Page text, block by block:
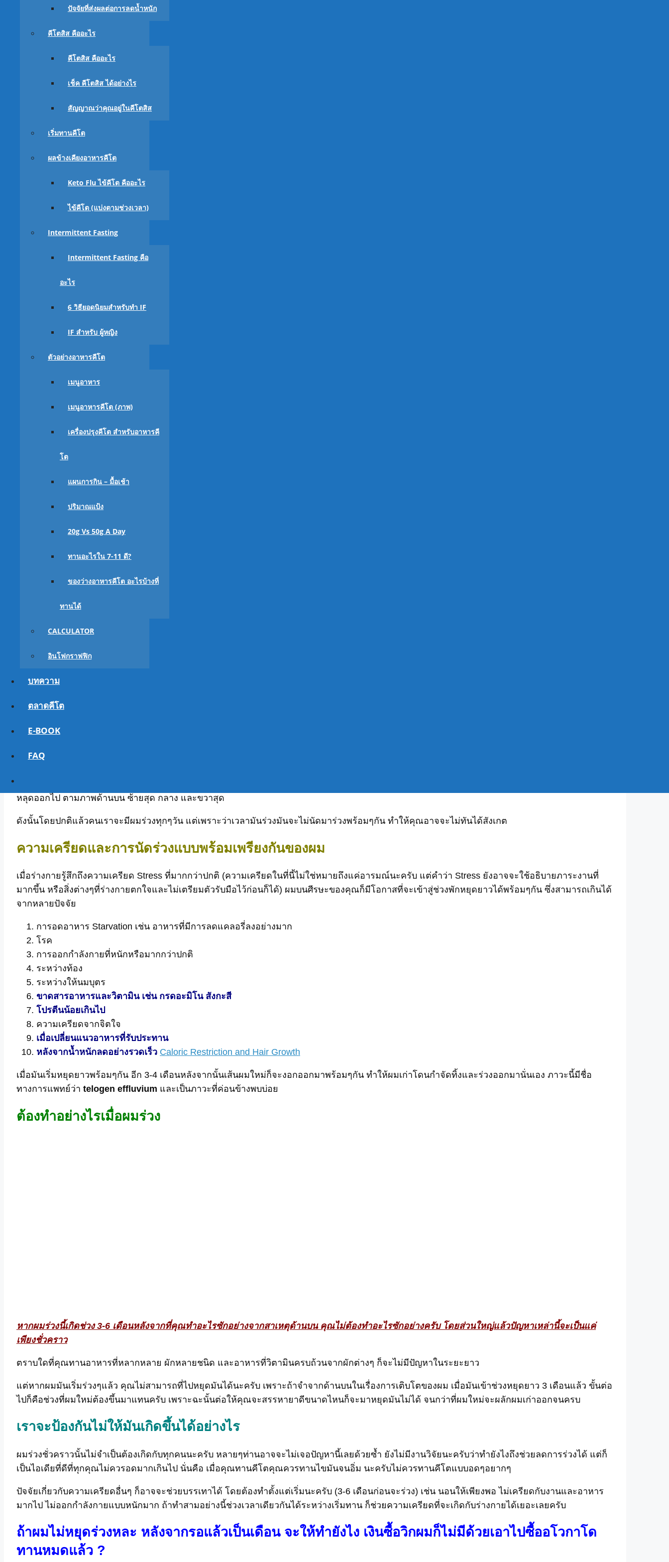
ปัจจัยที่ส่งผลต่อการลดน้ำหนัก
คีโตสิส คืออะไร
คีโตสิส คืออะไร
เช็ค คีโตสิส ได้อย่างไร
สัญญาณว่าคุณอยู่ในคีโตสิส
เริ่มทานคีโต
ผลข้างเคียงอาหารคีโต
Keto Flu ไข้คีโต คืออะไร
ไข้คีโต (แบ่งตามช่วงเวลา)
Intermittent Fasting
Intermittent Fasting คือ
อะไร
6 วิธียอดนิยมสำหรับทำ IF
IF สำหรับ ผู้หญิง
ตัวอย่างอาหารคีโต
เมนูอาหาร
เมนูอาหารคีโต (ภาพ)
เครื่องปรุงคีโต สำหรับอาหารคี
โต
แผนการกิน – มื้อเช้า
ปริมาณแป้ง
20g Vs 50g A Day
ทานอะไรใน 7-11 ดี?
ของว่างอาหารคีโต อะไรบ้างที่
ทานได้
CALCULATOR
อินโฟกราฟฟิก
บทความ
ตลาดคีโต
E-BOOK
FAQ
05/09/2021
28/09/2018
Facebook
Twitter
แต่ขณะสระผมแล้วผมหลุดออกมาเต็มมือ ไม่ต้องตกใจนะครับเมื่อก่อนผมก็เคยเป็น ตอนนี้ล้านเรียบร้อยแล้ว ฮ่าๆๆ – ผมพูดเล่นนะครับ
แสดง
เมื่อทานอาหารแบบคาร์โบไฮเดรตต่ำ ทำให้ ผมร่วง ได้หรือไม่
ได้นะครับ แต่มันเกิดได้จากหลายปัจจัย
คีโต เป็นต้น นอกจากนี้ ปัจจัยอื่นๆ อาทิ คนที่อดอาหารแบบสุดๆ
โดยระยะเวลาที่จะเกิดคือ 3-6 เดือนหลังจากที่คุณเริ่มทานอาหารแบบใหม่ โดยส่วนใหญ่คุณจะเริ่มสังเกตว่าเวลาหวีผมหรือสระผม ผมจะหลุดออกมา
หลังจากที่ผมร่วงๆ หนักแล้ว มันจะใช้เวลาไม่กี่เดือนในการที่ผมใหม่จะขึ้นมาแทนและบางทีอาจจะขึ้นดกดำกว่าเดิมด้วย ถ้าผมของคุณยาวคุณอาจจะต้องใช้
ที่มา http://www.biospectrum.com/shop/page.html?id=176
หลุดออกไป ตามภาพด้านบน ซ้ายสุด กลาง และขวาสุด
ดังนั้นโดยปกติแล้วคนเราจะมีผมร่วงทุกๆวัน แต่เพราะว่าเวลามันร่วงมันจะไม่นัดมาร่วงพร้อมๆกัน ทำให้คุณอาจจะไม่ทันได้สังเกต
ความเครียดและการนัดร่วงแบบพร้อมเพรียงกันของผม
เมื่อร่างกายรู้สึกถึงความเครียด Stress ที่มากกว่าปกติ (ความเครียดในที่นี้ไม่ใช่หมายถึงแค่อารมณ์นะครับ แต่คำว่า Stress ยังอาจจะใช้อธิบายภาระงานที่
มากขึ้น หรือสิ่งต่างๆที่ร่างกายตกใจและไม่เตรียมตัวรับมือไว้ก่อนก็ได้) ผมบนศีรษะของคุณก็มีโอกาสที่จะเข้าสู่ช่วงพักหยุดยาวได้พร้อมๆกัน ซึ่งสามารถเกินได้
จากหลายปัจจัย
การอดอาหาร Starvation เช่น อาหารที่มีการลดแคลอรี่ลงอย่างมาก
โรค
การออกกำลังกายที่หนักหรือมากกว่าปกติ
ระหว่างท้อง
ระหว่างให้นมบุตร
ขาดสารอาหารและวิตามิน เช่น กรดอะมิโน สังกะสี
โปรตีนน้อยเกินไป
ความเครียดจากจิตใจ
เมื่อเปลี่ยนแนวอาหารที่รับประทาน
หลังจากน้ำหนักลดอย่างรวดเร็ว Caloric Restriction and Hair Growth
เมื่อมันเริ่มหยุดยาวพร้อมๆกัน อีก 3-4 เดือนหลังจากนั้นเส้นผมใหม่ก็จะงอกออกมาพร้อมๆกัน ทำให้ผมเก่าโดนกำจัดทิ้งและร่วงออกมานั่นเอง ภาวะนี้มีชื่อ
ทางการแพทย์ว่า telogen effluvium และเป็นภาวะที่ค่อนข้างพบบ่อย
ต้องทำอย่างไรเมื่อผมร่วง
หากผมร่วงนี้เกิดช่วง 3-6 เดือนหลังจากที่คุณทำอะไรซักอย่างจากสาเหตุด้านบน คุณไม่ต้องทำอะไรซักอย่างครับ โดยส่วนใหญ่แล้วปัญหาเหล่านี้จะเป็นแค่
เพียงชั่วคราว
ตราบใดที่คุณทานอาหารที่หลากหลาย ผักหลายชนิด และอาหารที่วิตามินครบถ้วนจากผักต่างๆ ก็จะไม่มีปัญหาในระยะยาว
แต่หากผมมันเริ่มร่วงๆแล้ว คุณไม่สามารถที่ไปหยุดมันได้นะครับ เพราะถ้าจำจากด้านบนในเรื่องการเติบโตของผม เมื่อมันเข้าช่วงหยุดยาว 3 เดือนแล้ว ขั้นต่อ
ไปก็คือช่วงที่ผมใหม่ต้องขึ้นมาแทนครับ เพราะฉะนั้นต่อให้คุณจะสรรหายาดีขนาดไหนก็จะมาหยุดมันไม่ได้ จนกว่าที่ผมใหม่จะผลักผมเก่าออกจนครบ
เราจะป้องกันไม่ให้มันเกิดขึ้นได้อย่างไร
ผมร่วงชั่วคราวนั้นไม่จำเป็นต้องเกิดกับทุกคนนะครับ หลายๆท่านอาจจะไม่เจอปัญหานี้เลยด้วยซ้ำ ยังไม่มีงานวิจัยนะครับว่าทำยังไงถึงช่วยลดการร่วงได้ แต่ก็
เป็นไอเดียที่ดีที่ทุกคุณไม่ควรอดมากเกินไป นั่นคือ เมื่อคุณทานคีโตคุณควรทานไขมันจนอิ่ม นะครับไม่ควรทานคีโตแบบอดๆอยากๆ
ปัจจัยเกี่ยวกับความเครียดอื่นๆ ก็อาจจะช่วยบรรเทาได้ โดยต้องทำตั้งแต่เริ่มนะครับ (3-6 เดือนก่อนจะร่วง) เช่น นอนให้เพียงพอ ไม่เครียดกับงานและอาหาร
มากไป ไม่ออกกำลังกายแบบหนักมาก ถ้าทำสามอย่างนี้ช่วงเวลาเดียวกันได้ระหว่างเริ่มทาน ก็ช่วยความเครียดที่จะเกิดกับร่างกายได้เยอะเลยครับ
ถ้าผมไม่หยุดร่วงหละ หลังจากรอแล้วเป็นเดือน จะให้ทำยังไง เงินซื้อวิกผมก็ไม่มีด้วยเอาไปซื้ออโวกาโด
ทานหมดแล้ว ?